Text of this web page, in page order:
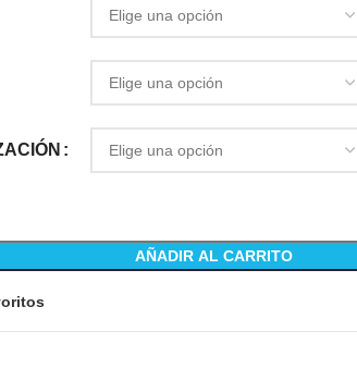
AÑADIR AL CARRITO